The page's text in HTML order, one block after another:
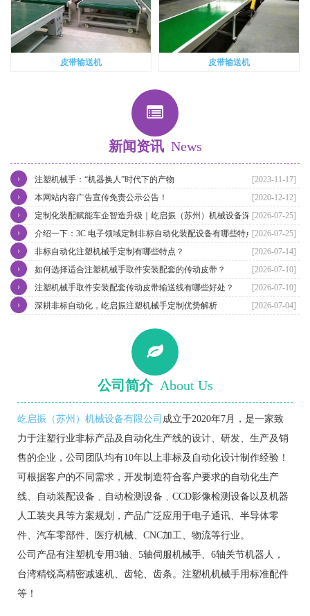
皮带输送机 皮带输送机
新闻资讯 News
[2023-11-17]
注塑机械手：“机器换人”时代下的产物
›
[2020-12-12]
本网站内容广告宣传免责公示公告！
›
[2026-07-25]
定制化装配赋能车企智造升级｜屹启振（苏州）机械设备深耕汽车非
标自动化装配产线整体方案
›
[2026-07-25]
介绍一下：3C 电子领域定制非标自动化装配设备有哪些特点
›
[2026-07-14]
非标自动化注塑机械手定制有哪些特点？
›
[2026-07-10]
如何选择适合注塑机械手取件安装配套的传动皮带？
›
[2026-07-10]
注塑机械手取件安装配套传动皮带输送线有哪些好处？
›
[2026-07-04]
深耕非标自动化，屹启振注塑机械手定制优势解析
›
公司简介 About Us
屹启振（苏州）机械设备有限公司 成立于2020年7月，是一家致
力于注塑行业非标产品及自动化生产线的设计、研发、生产及销
售的企业，公司团队均有10年以上非标及自动化设计制作经验！
可根据客户的不同需求，开发制造符合客户要求的自动化生产
线、自动装配设备﹑自动检测设备﹑CCD影像检测设备以及机器
人工装夹具等方案规划，产品广泛应用于电子通讯、半导体零
件、汽车零部件、医疗机械、CNC加工、物流等行业。
公司产品有注塑机专用3轴、5轴伺服机械手、6轴关节机器人，
台湾精锐高精密减速机、齿轮、齿条。注塑机机械手用标准配件
等！